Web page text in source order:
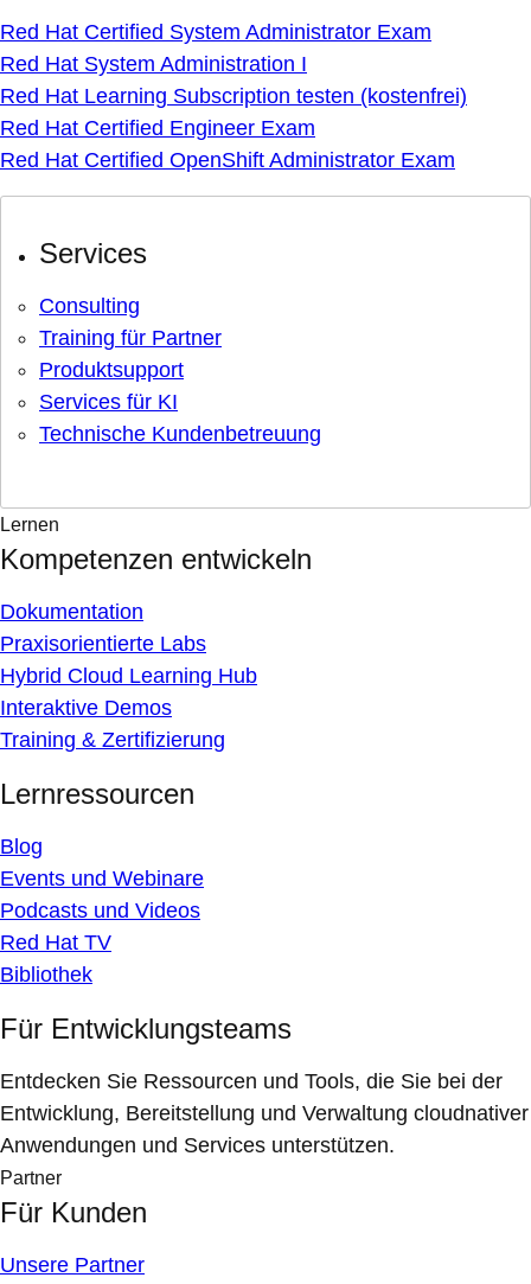
Red Hat Certified System Administrator Exam
Red Hat System Administration I
Red Hat Learning Subscription testen (kostenfrei)
Red Hat Certified Engineer Exam
Red Hat Certified OpenShift Administrator Exam
Services
Consulting
Training für Partner
Produktsupport
Services für KI
Technische Kundenbetreuung
Lernen
Kompetenzen entwickeln
Dokumentation
Praxisorientierte Labs
Hybrid Cloud Learning Hub
Interaktive Demos
Training & Zertifizierung
Lernressourcen
Blog
Events und Webinare
Podcasts und Videos
Red Hat TV
Bibliothek
Für Entwicklungsteams
Entdecken Sie Ressourcen und Tools, die Sie bei der
Entwicklung, Bereitstellung und Verwaltung cloudnativer
Anwendungen und Services unterstützen.
Partner
Für Kunden
Unsere Partner